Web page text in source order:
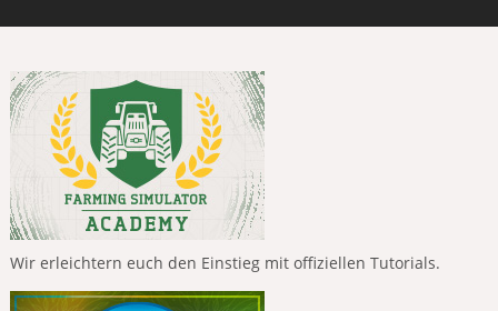
Wir erleichtern euch den Einstieg mit offiziellen Tutorials.